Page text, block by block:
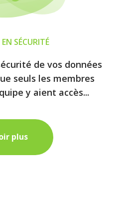
SÉCURITÉ
de vos données
seuls les membres
y aient accès...
plus